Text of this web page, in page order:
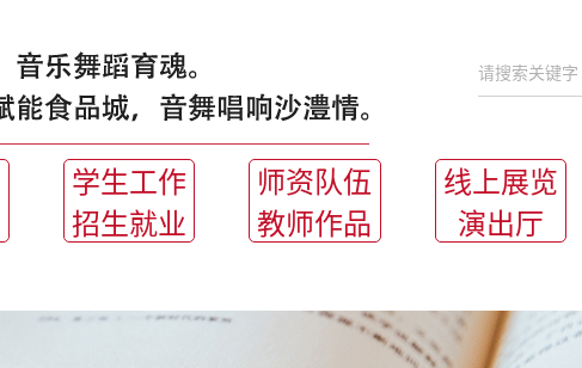
学生工作
招生就业
师资队伍
教师作品
线上展览
演出厅